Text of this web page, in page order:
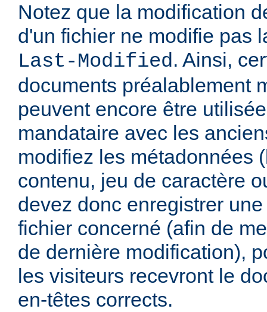
Notez que la modification
d'un fichier ne modifie pas
Last-Modified. Ainsi,
documents préalablement
peuvent encore être
mandataire avec les
modifiez les métadonnées
contenu, jeu de caractère
devez donc enregistrer
fichier concerné (afin de
de dernière modification),
les visiteurs recevront le
en-têtes corrects.